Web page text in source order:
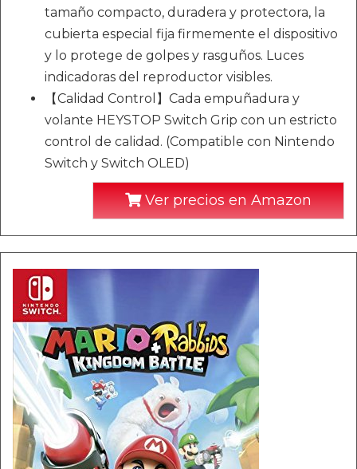
tamaño compacto, duradera y protectora, la
cubierta especial fija firmemente el dispositivo
y lo protege de golpes y rasguños. Luces
indicadoras del reproductor visibles.
【Calidad Control】Cada empuñadura y
volante HEYSTOP Switch Grip con un estricto
control de calidad. (Compatible con Nintendo
Switch y Switch OLED)
Ver precios en Amazon